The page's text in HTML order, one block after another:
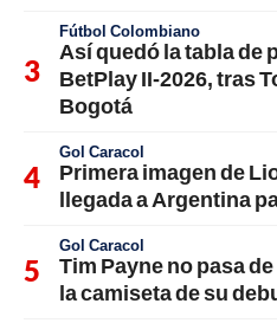
Fútbol Colombiano
Así quedó la tabla de
BetPlay II-2026, tras
Bogotá
Gol Caracol
Primera imagen de
llegada a Argentina
Gol Caracol
Tim Payne no pasa
la camiseta de su